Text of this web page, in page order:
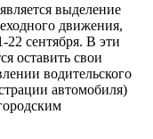
выделение
движения,
22 сентября. В эти
оставить свои
водительского
автомобиля)